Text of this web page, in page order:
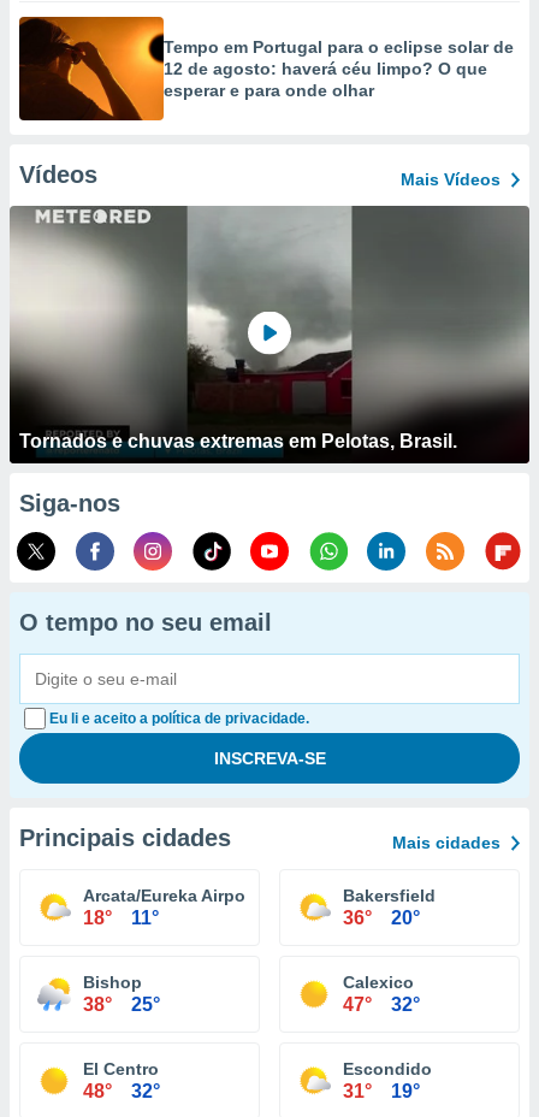
Tempo em Portugal para o eclipse solar de
12 de agosto: haverá céu limpo? O que
esperar e para onde olhar
Vídeos Mais Vídeos
Tornados e chuvas extremas em Pelotas, Brasil.
Siga-nos
O tempo no seu email
Eu li e aceito a política de privacidade.
Principais cidades Mais cidades
Arcata/Eureka Airport
18° 11°
Bakersfield
36° 20°
Bishop
38° 25°
Calexico
47° 32°
El Centro
48° 32°
Escondido
31° 19°